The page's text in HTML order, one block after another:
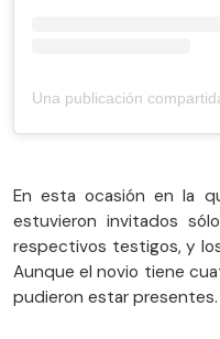
En esta ocasión en la
estuvieron invitados
respectivos testigos, y
Aunque el novio tiene
pudieron estar presentes.